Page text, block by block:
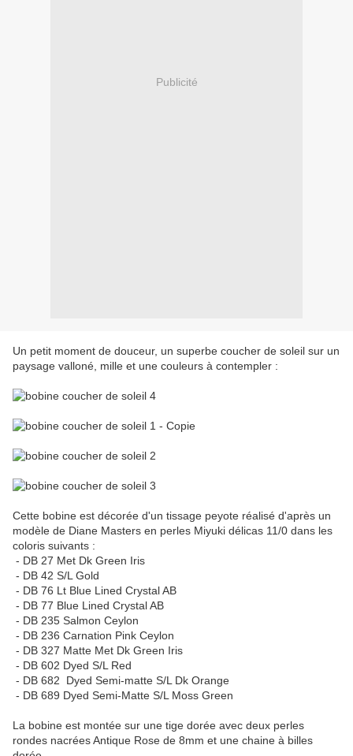
Publicité
Un petit moment de douceur, un superbe coucher de soleil sur un
paysage valloné, mille et une couleurs à contempler :
Cette bobine est décorée d'un tissage peyote réalisé d'après un
modèle de Diane Masters en perles Miyuki délicas 11/0 dans les
coloris suivants :
- DB 27 Met Dk Green Iris
- DB 42 S/L Gold
- DB 76 Lt Blue Lined Crystal AB
- DB 77 Blue Lined Crystal AB
- DB 235 Salmon Ceylon
- DB 236 Carnation Pink Ceylon
- DB 327 Matte Met Dk Green Iris
- DB 602 Dyed S/L Red
- DB 682 Dyed Semi-matte S/L Dk Orange
- DB 689 Dyed Semi-Matte S/L Moss Green
La bobine est montée sur une tige dorée avec deux perles
rondes nacrées Antique Rose de 8mm et une chaine à billes